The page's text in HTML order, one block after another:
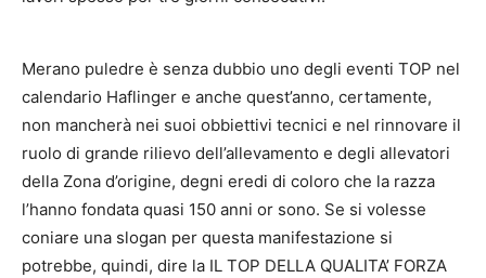
Merano puledre è senza dubbio uno degli eventi TOP nel
calendario Haflinger e anche quest’anno, certamente,
non mancherà nei suoi obbiettivi tecnici e nel rinnovare il
ruolo di grande rilievo dell’allevamento e degli allevatori
della Zona d’origine, degni eredi di coloro che la razza
l’hanno fondata quasi 150 anni or sono. Se si volesse
coniare una slogan per questa manifestazione si
potrebbe, quindi, dire la IL TOP DELLA QUALITA’ FORZA